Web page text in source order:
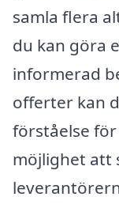
samla flera
du kan göra
informerad
offerter kan
förståelse
möjlighet att